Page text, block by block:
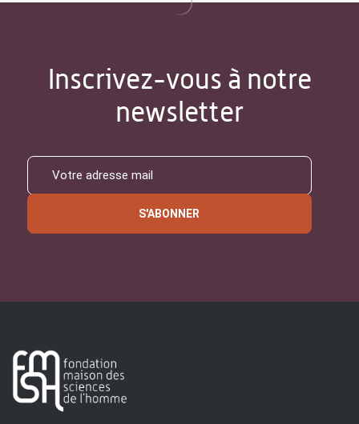
Inscrivez-vous à notre
newsletter
S'ABONNER